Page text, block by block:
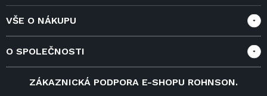
VŠE O NÁKUPU
Doprava a služby
Reklamace
O SPOLEČNOSTI
ZÁKAZNICKÁ PODPORA E-SHOPU ROHNSON.